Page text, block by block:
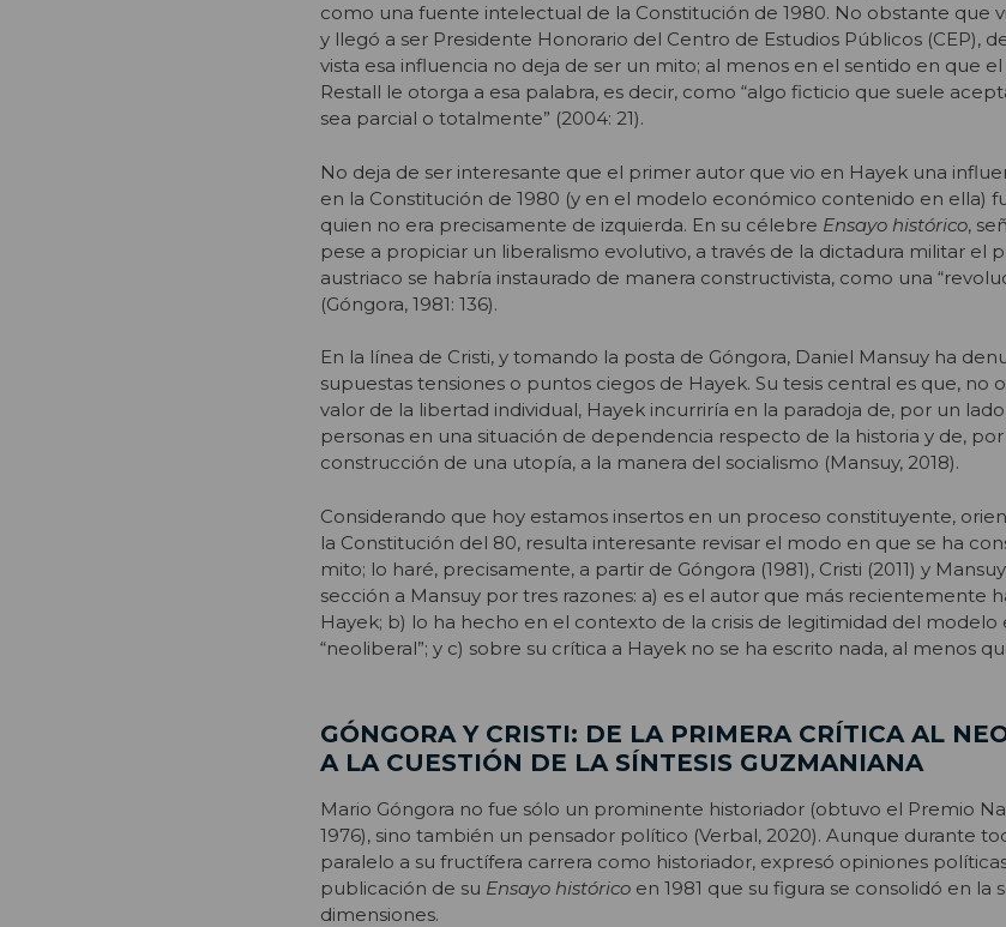
como una fuente intelectual de la Constitución de 1980. No obstante que
y llegó a ser Presidente Honorario del Centro de Estudios Públicos (CEP),
vista esa influencia no deja de ser un mito; al menos en el sentido en que
Restall le otorga a esa palabra, es decir, como “algo ficticio que suele
sea parcial o totalmente” (2004: 21).
No deja de ser interesante que el primer autor que vio en Hayek una
en la Constitución de 1980 (y en el modelo económico contenido en ella)
quien no era precisamente de izquierda. En su célebre Ensayo histórico,
pese a propiciar un liberalismo evolutivo, a través de la dictadura militar el
austriaco se habría instaurado de manera constructivista, como una
(Góngora, 1981: 136).
En la línea de Cristi, y tomando la posta de Góngora, Daniel Mansuy ha
supuestas tensiones o puntos ciegos de Hayek. Su tesis central es que, no
valor de la libertad individual, Hayek incurriría en la paradoja de, por un
personas en una situación de dependencia respecto de la historia y de, por
construcción de una utopía, a la manera del socialismo (Mansuy, 2018).
Considerando que hoy estamos insertos en un proceso constituyente,
la Constitución del 80, resulta interesante revisar el modo en que se ha
mito; lo haré, precisamente, a partir de Góngora (1981), Cristi (2011) y
sección a Mansuy por tres razones: a) es el autor que más recientemente
Hayek; b) lo ha hecho en el contexto de la crisis de legitimidad del
“neoliberal”; y c) sobre su crítica a Hayek no se ha escrito nada, al menos
GÓNGORA Y CRISTI: DE LA PRIMERA CRÍTICA AL
A LA CUESTIÓN DE LA SÍNTESIS GUZMANIANA
Mario Góngora no fue sólo un prominente historiador (obtuvo el Premio
1976), sino también un pensador político (Verbal, 2020). Aunque durante
paralelo a su fructífera carrera como historiador, expresó opiniones
publicación de su Ensayo histórico en 1981 que su figura se consolidó en la
dimensiones.